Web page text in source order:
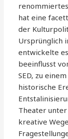
hat eine
der
Ursprünglich
entwickelte
beeinflusst
SED, zu
historische
Theater
kreative